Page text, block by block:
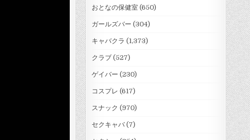
おとなの保健室 (650)
ガールズバー (304)
キャバクラ (1,373)
クラブ(527)
ゲイバー (230)
コスプレ (617)
スナック (970)
セクキャバ(7)